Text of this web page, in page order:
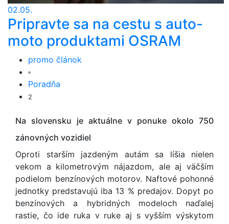
02.05.
Pripravte sa na cestu s auto-
moto produktami OSRAM
promo článok
Poradňa
2
Na slovensku je aktuálne v ponuke okolo 750
zánovných vozidiel
Oproti starším jazdeným autám sa líšia nielen
vekom a kilometrovým nájazdom, ale aj väčším
podielom benzínových motorov. Naftové pohonné
jednotky predstavujú iba 13 % predajov. Dopyt po
benzínových a hybridných modeloch naďalej
rastie, čo ide ruka v ruke aj s vyšším výskytom